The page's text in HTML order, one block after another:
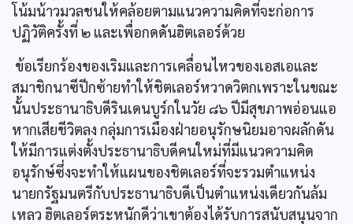
โน้มน้าวมวลชนให้คล้อยตามแนวความคิดที่จะก่อการ
ปฏิวัติครั้งที่ ๒ และเพื่อกดดันฮิตเลอร์ด้วย
ข้อเรียกร้องของเริมและการเคลื่อนไหวของเอสเอและ
สมาชิกนาซีปีกซ้ายทำให้ชิตเลอร์หวาดวิตกเพราะในขณะ
นั้นประธานาธิบดีรินเดนบูร์กในวัย ๘๖ ปีมีสุขภาพอ่อนแอ
หากเสียชีวิตลง กลุ่มการเมืองฝ่ายอนุรักษนิยมอาจผลักดัน
ให้มีการแต่งตั้งประธานาธิบดีคนใหม่ที่มีแนวความคิด
อนุรักษ์ซึ่งจะทำให้แผนของชิตเลอร์ที่จะรวมตำแหน่ง
นายกรัฐมนตรีกับประธานาธิบดีเป็นตำแหน่งเดียวกันล้ม
เหลว ฮิตเลอร์ตระหนักดีว่าเขาต้องได้รับการสนับสนุนจาก